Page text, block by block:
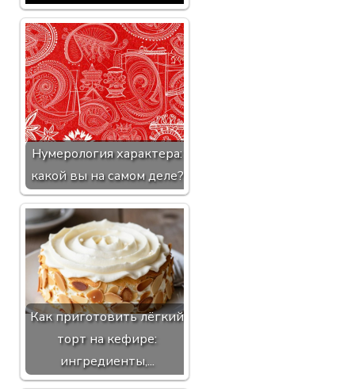
Нумерология характера:
какой вы на самом деле?
Как приготовить лёгкий
торт на кефире:
ингредиенты,...